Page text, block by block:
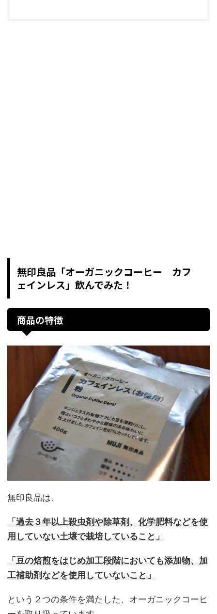
無印良品「オーガニックコーヒー カフ
ェインレス」飲んでみた！
商品の特徴
無印良品は、
「過去３年以上殺虫剤や除草剤、化学肥料などを使
用していない土壌で栽培していること」
「豆の焙煎をはじめ加工段階においても添加物、加
工補助剤などを使用していないこと」
という２つの条件を満たした、オーガニックコーヒ